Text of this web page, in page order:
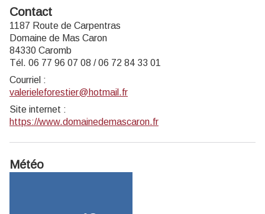
Contact
1187 Route de Carpentras
Domaine de Mas Caron
84330 Caromb
Tél. 06 77 96 07 08 / 06 72 84 33 01
Courriel :
valerieleforestier@hotmail.fr
Site internet :
https://www.domainedemascaron.fr
Météo